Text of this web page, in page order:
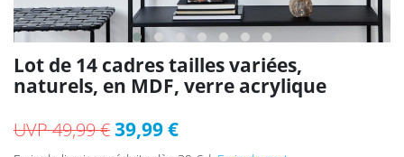
Lot de 14 cadres tailles variées,
naturels, en MDF, verre acrylique
UVP 49,99 €39,99 €